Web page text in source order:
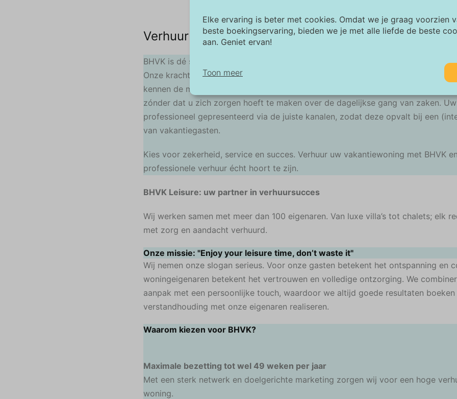
Elke ervaring is beter met cookies. Omdat we je graag voorzien
beste boekingservaring, bieden we je met alle liefde de beste
aan. Geniet ervan!
Toon meer
Noodzakelijk:
Noodzakelijke cookies helpen een website bruikbaarder te maken, door
Deze site gebruikt cookies en Google technologieën om het siteverkeer
worden zo waardevoller voor uitgevers en externe adverteerders.
Verhuur uw vakantiehuis via BHVK, zorgeloos en
BHVK is dé specialist in de professionele verhuur van vakantiewoningen.
Onze kracht ligt in persoonlijke service en meer dan 20 jaar ervaring in
kennen de markt door en door en weten hoe we het beste rendement uit uw
zónder dat u zich zorgen hoeft te maken over de dagelijkse gang van zaken.
professioneel gepresenteerd via de juiste kanalen, zodat deze opvalt bij een
van vakantiegasten.
Kies voor zekerheid, service en succes. Verhuur uw vakantiewoning met BHVK
professionele verhuur écht hoort te zijn.
BHVK Leisure: uw partner in verhuursucces
Wij werken samen met meer dan 100 eigenaren. Van luxe villa’s tot chalets; elk
met zorg en aandacht verhuurd.
Onze missie: "Enjoy your leisure time, don’t waste it"
Wij nemen onze slogan serieus. Voor onze gasten betekent het ontspanning en
woningeigenaren betekent het vertrouwen en volledige ontzorging. We
aanpak met een persoonlijke touch, waardoor we altijd goede resultaten
verstandhouding met onze eigenaren realiseren.
Waarom kiezen voor BHVK?
Maximale bezetting tot wel 49 weken per jaar
Met een sterk netwerk en doelgerichte marketing zorgen wij voor een hoge
woning.